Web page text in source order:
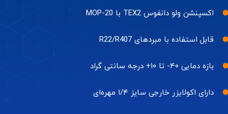
اکسپنشن ولو دانفوس TEX2 با MOP-20
قابل استفاده با مبردهای R22/R407
بازه دمایی ۴۰- تا ۱۰+ درجه سانتی گراد
دارای اکولایزر خارجی سایز ۱/۴ مهره‌ای